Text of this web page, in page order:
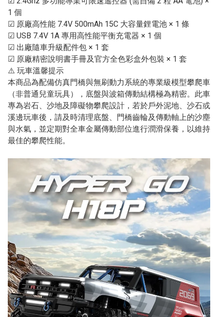
1 個
☑ 原廠高性能 7.4V 500mAh 15C 大容量鋰電池 × 1 條
☑ USB 7.4V 1A 專用高性能平衡充電器 × 1 個
☑ 出廠隨車升級配件包 × 1 套
☑ 原廠精密說明書手冊及官方全色彩盒外包裝 × 1 套
⚠️ 玩車溫馨提示
本商品為配備仿真門橋與無刷動力系統的專業級模型攀爬車
（非普通兒童玩具），底盤與波箱傳動結構極為精密。此車
專為岩石、沙地及障礙物攀爬設計，若於戶外泥地、沙石或
溪邊玩車後，請及時清理底盤、門橋齒輪及傳動軸上的沙塵
與水氣，並定期對全車金屬傳動部位進行潤滑保養，以維持
最佳的攀爬性能。